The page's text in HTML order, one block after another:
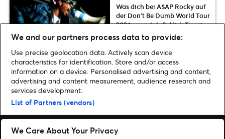
Was dich bei A$AP Rocky auf
der Don’t Be Dumb World Tour
2026 erwartet: Setlist, Termine
& News
Home Musik
Coldplay veröffentlichen neues Musikvideo zur Single
„Biutyful“ | Neue Tour 2023 mit einem Konzert in der Schweiz!
We and our partners process data to provide:
Use precise geolocation data. Actively scan device
characteristics for identification. Store and/or access
information on a device. Personalised advertising and content,
advertising and content measurement, audience research and
services development.
List of Partners (vendors)
We Care About Your Privacy